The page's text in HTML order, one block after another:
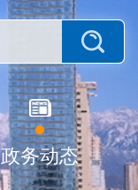
政务动态